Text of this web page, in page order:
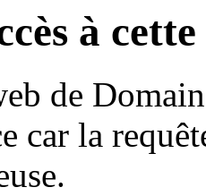
à
de
car la